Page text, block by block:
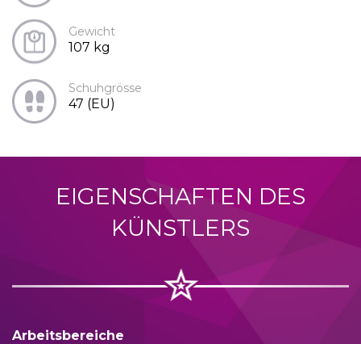
Gewicht
107 kg
Schuhgrösse
47 (EU)
EIGENSCHAFTEN DES
KÜNSTLERS
Arbeitsbereiche